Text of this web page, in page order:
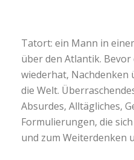
Tatort: ein Mann in
über den Atlantik.
wiederhat, Nachdenken
die Welt.
Absurdes, Alltägliches,
Formulierungen, die
und zum Weiterdenken